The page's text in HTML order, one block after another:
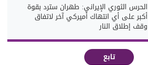
الحرس الثوري الإيراني: طهران سترد بقوة
أكبر على أي انتهاك أميركي آخر لاتفاق
وقف إطلاق النار
تابع